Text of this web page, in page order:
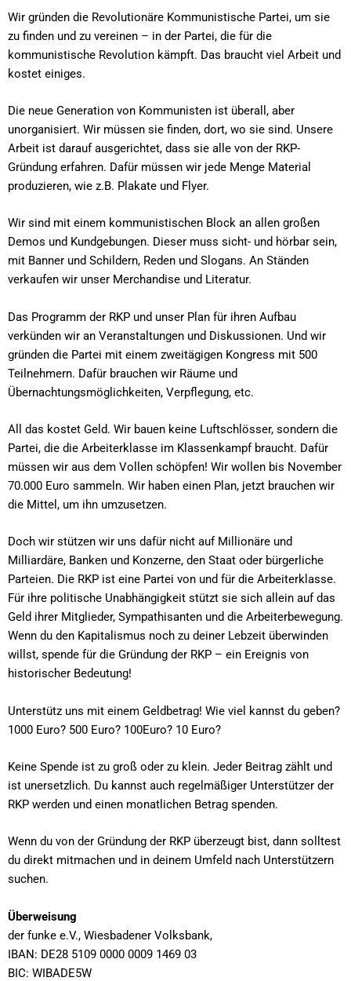
Wir gründen die Revolutionäre Kommunistische Partei, um sie
zu finden und zu vereinen – in der Partei, die für die
kommunistische Revolution kämpft. Das braucht viel Arbeit und
kostet einiges.
Die neue Generation von Kommunisten ist überall, aber
unorganisiert. Wir müssen sie finden, dort, wo sie sind. Unsere
Arbeit ist darauf ausgerichtet, dass sie alle von der RKP-
Gründung erfahren. Dafür müssen wir jede Menge Material
produzieren, wie z.B. Plakate und Flyer.
Wir sind mit einem kommunistischen Block an allen großen
Demos und Kundgebungen. Dieser muss sicht- und hörbar sein,
mit Banner und Schildern, Reden und Slogans. An Ständen
verkaufen wir unser Merchandise und Literatur.
Das Programm der RKP und unser Plan für ihren Aufbau
verkünden wir an Veranstaltungen und Diskussionen. Und wir
gründen die Partei mit einem zweitägigen Kongress mit 500
Teilnehmern. Dafür brauchen wir Räume und
Übernachtungsmöglichkeiten, Verpflegung, etc.
All das kostet Geld. Wir bauen keine Luftschlösser, sondern die
Partei, die die Arbeiterklasse im Klassenkampf braucht. Dafür
müssen wir aus dem Vollen schöpfen! Wir wollen bis November
70.000 Euro sammeln. Wir haben einen Plan, jetzt brauchen wir
die Mittel, um ihn umzusetzen.
Doch wir stützen wir uns dafür nicht auf Millionäre und
Milliardäre, Banken und Konzerne, den Staat oder bürgerliche
Parteien. Die RKP ist eine Partei von und für die Arbeiterklasse.
Für ihre politische Unabhängigkeit stützt sie sich allein auf das
Geld ihrer Mitglieder, Sympathisanten und die Arbeiterbewegung.
Wenn du den Kapitalismus noch zu deiner Lebzeit überwinden
willst, spende für die Gründung der RKP – ein Ereignis von
historischer Bedeutung!
Unterstütz uns mit einem Geldbetrag! Wie viel kannst du geben?
1000 Euro? 500 Euro? 100Euro? 10 Euro?
Keine Spende ist zu groß oder zu klein. Jeder Beitrag zählt und
ist unersetzlich. Du kannst auch regelmäßiger Unterstützer der
RKP werden und einen monatlichen Betrag spenden.
Wenn du von der Gründung der RKP überzeugt bist, dann solltest
du direkt mitmachen und in deinem Umfeld nach Unterstützern
suchen.
Überweisung
der funke e.V., Wiesbadener Volksbank,
IBAN: DE28 5109 0000 0009 1469 03
BIC: WIBADE5W